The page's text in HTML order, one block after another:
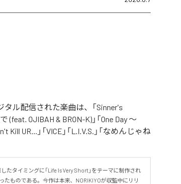
タル配信された楽曲は、「Sinner's
(feat. OJIBAH & BRON-K)」「One Day ～
Kill UR...」「VICE」「L.I.V.S.」「なめんじゃね
タイミングに「Life Is Very Short」をテーマに制作され
たものである。今作は本来、NORIKIYOが収監中にリリ